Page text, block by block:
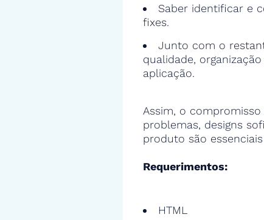
Saber identificar e
fixes.
Junto com o
qualidade,
aplicação.
Assim, o
problemas, designs
produto são
Requerimentos:
HTML